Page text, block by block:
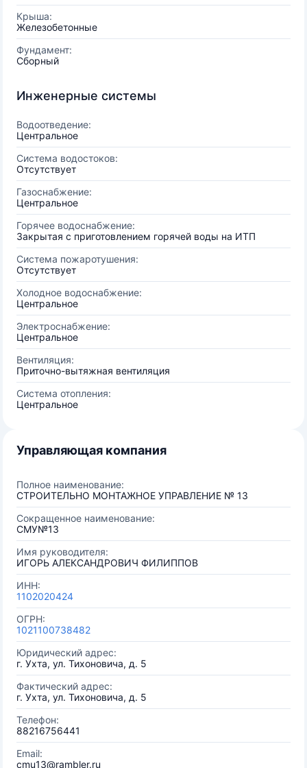
Крыша:
Железобетонные
Фундамент:
Сборный
Инженерные системы
Водоотведение:
Центральное
Система водостоков:
Отсутствует
Газоснабжение:
Центральное
Горячее водоснабжение:
Закрытая с приготовлением горячей воды на ИТП
Система пожаротушения:
Отсутствует
Холодное водоснабжение:
Центральное
Электроснабжение:
Центральное
Вентиляция:
Приточно-вытяжная вентиляция
Система отопления:
Центральное
Управляющая компания
Полное наименование:
СТРОИТЕЛЬНО МОНТАЖНОЕ УПРАВЛЕНИЕ № 13
Сокращенное наименование:
СМУ№13
Имя руководителя:
ИГОРЬ АЛЕКСАНДРОВИЧ ФИЛИППОВ
ИНН:
1102020424
ОГРН:
1021100738482
Юридический адрес:
г. Ухта, ул. Тихоновича, д. 5
Фактический адрес:
г. Ухта, ул. Тихоновича, д. 5
Телефон:
88216756441
Email:
cmu13@rambler.ru